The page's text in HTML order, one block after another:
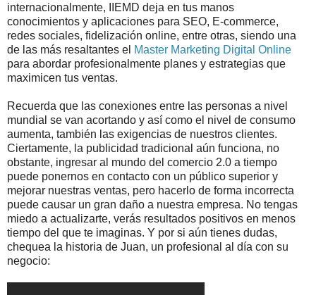
internacionalmente, IIEMD deja en tus manos
conocimientos y aplicaciones para SEO, E-commerce,
redes sociales, fidelización online, entre otras, siendo una
de las más resaltantes el Master Marketing Digital Online
para abordar profesionalmente planes y estrategias que
maximicen tus ventas.
Recuerda que las conexiones entre las personas a nivel
mundial se van acortando y así como el nivel de consumo
aumenta, también las exigencias de nuestros clientes.
Ciertamente, la publicidad tradicional aún funciona, no
obstante, ingresar al mundo del comercio 2.0 a tiempo
puede ponernos en contacto con un público superior y
mejorar nuestras ventas, pero hacerlo de forma incorrecta
puede causar un gran daño a nuestra empresa. No tengas
miedo a actualizarte, verás resultados positivos en menos
tiempo del que te imaginas. Y por si aún tienes dudas,
chequea la historia de Juan, un profesional al día con su
negocio: